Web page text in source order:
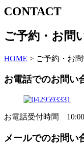
CONTACT
ご予約・お問
HOME > ご予約・お
お電話でのお問い
お電話受付時間
メールでのお問い